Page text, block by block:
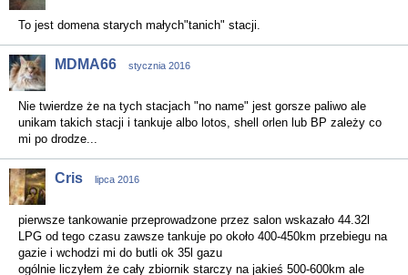
To jest domena starych małych"tanich" stacji.
MDMA66 stycznia 2016
Nie twierdze że na tych stacjach "no name" jest gorsze paliwo ale
unikam takich stacji i tankuje albo lotos, shell orlen lub BP zależy co
mi po drodze...
Cris lipca 2016
pierwsze tankowanie przeprowadzone przez salon wskazało 44.32l
LPG od tego czasu zawsze tankuje po około 400-450km przebiegu na
gazie i wchodzi mi do butli ok 35l gazu
ogólnie liczyłem że cały zbiornik starczy na jakieś 500-600km ale